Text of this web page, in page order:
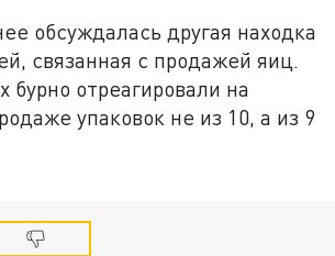
обсуждалась другая находка
связанная с продажей яиц.
бурно отреагировали на
упаковок не из 10, а из 9